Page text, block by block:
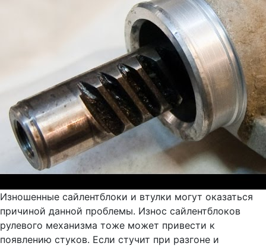
Изношенные сайлентблоки и втулки могут оказаться
причиной данной проблемы. Износ сайлентблоков
рулевого механизма тоже может привести к
появлению стуков. Если стучит при разгоне и